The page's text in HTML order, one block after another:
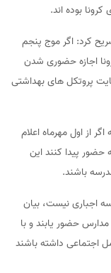
بوده اند.
کرد: اگر موج پنجم
اجازه حضوری شدن
پروتکل های بهداشتی
از اول مهرماه اعلام
پیدا کنند این
باشند.
اجباری نیست، بیان
حضور یابند و با
اجتماعی داشته باشند